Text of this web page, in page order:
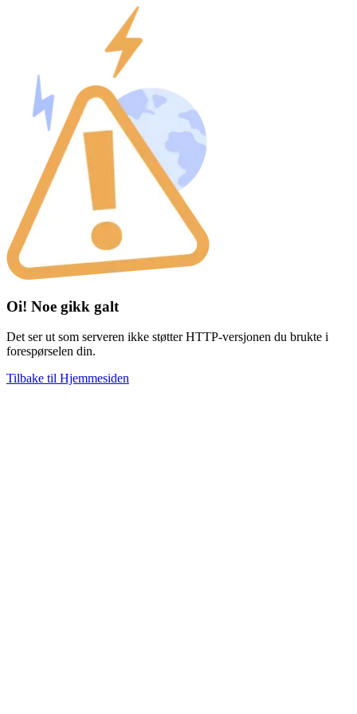
Oi! Noe gikk galt
Det ser ut som serveren ikke støtter HTTP-versjonen du brukte i
forespørselen din.
Tilbake til Hjemmesiden